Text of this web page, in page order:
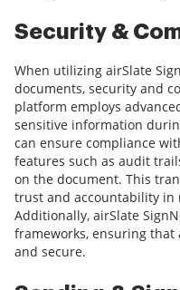
Security &
When utilizing airSlate
documents, security and
platform employs
sensitive information
can ensure compliance
features such as audit
on the document. This
trust and accountability in
Additionally, airSlate
frameworks, ensuring
and secure.